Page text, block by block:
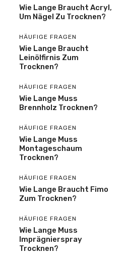
Wie Lange Braucht Acryl,
Um Nägel Zu Trocknen?
HÄUFIGE FRAGEN
Wie Lange Braucht
Leinölfirnis Zum
Trocknen?
HÄUFIGE FRAGEN
Wie Lange Muss
Brennholz Trocknen?
HÄUFIGE FRAGEN
Wie Lange Muss
Montageschaum
Trocknen?
HÄUFIGE FRAGEN
Wie Lange Braucht Fimo
Zum Trocknen?
HÄUFIGE FRAGEN
Wie Lange Muss
Imprägnierspray
Trocknen?